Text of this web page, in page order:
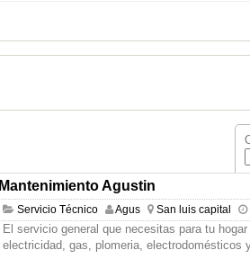
Mantenimiento Agustin
Servicio Técnico Agus San luis capital
El servicio general que necesitas para tu
electricidad, gas, plomeria, electrodomésticos